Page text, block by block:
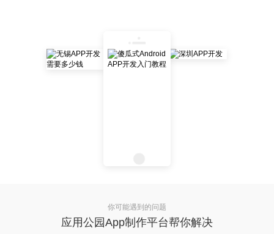
你可能遇到的问题
应用公园App制作平台帮你解决